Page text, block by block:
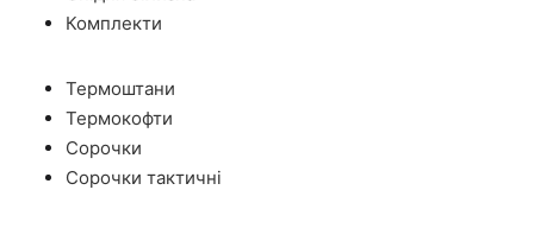
Комплекти
Термоштани
Термокофти
Сорочки
Сорочки тактичні